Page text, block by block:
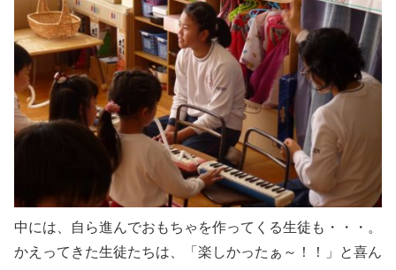
中には、自ら進んでおもちゃを作ってくる生徒も・・・。
かえってきた生徒たちは、「楽しかったぁ～！！」と喜ん